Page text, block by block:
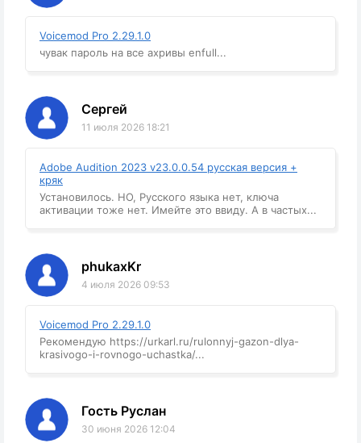
Voicemod Pro 2.29.1.0
чувак пароль на все ахривы enfull...
Сергей
11 июля 2026 18:21
Adobe Audition 2023 v23.0.0.54 русская версия +
кряк
Установилось. НО, Русского языка нет, ключа
активации тоже нет. Имейте это ввиду. А в частых...
phukaxKr
4 июля 2026 09:53
Voicemod Pro 2.29.1.0
Рекомендую https://urkarl.ru/rulonnyj-gazon-dlya-
krasivogo-i-rovnogo-uchastka/...
Гость Руслан
30 июня 2026 12:04